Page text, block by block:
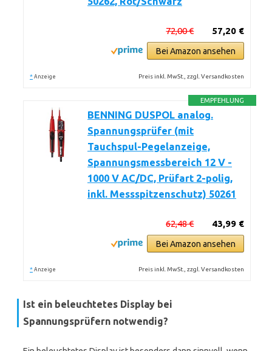
57,20 €
72,00 €
Bei Amazon ansehen
* Anzeige Preis inkl. MwSt., zzgl. Versandkosten
EMPFEHLUNG
BENNING DUSPOL analog.
Spannungsprüfer (mit
Tauchspul-Pegelanzeige,
Spannungsmessbereich 12 V -
1000 V AC/DC, Prüfart 2-polig,
inkl. Messspitzenschutz) 50261
43,99 €
62,48 €
Bei Amazon ansehen
* Anzeige Preis inkl. MwSt., zzgl. Versandkosten
Ist ein beleuchtetes Display bei
Spannungsprüfern notwendig?